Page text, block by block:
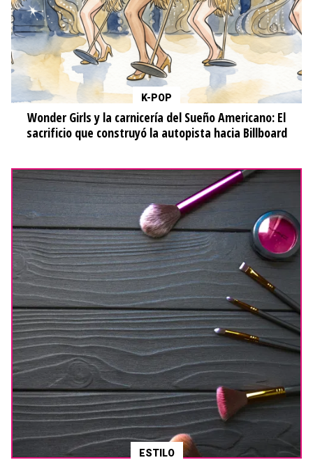
K-POP
Wonder Girls y la carnicería del Sueño Americano: El
sacrificio que construyó la autopista hacia Billboard
ESTILO